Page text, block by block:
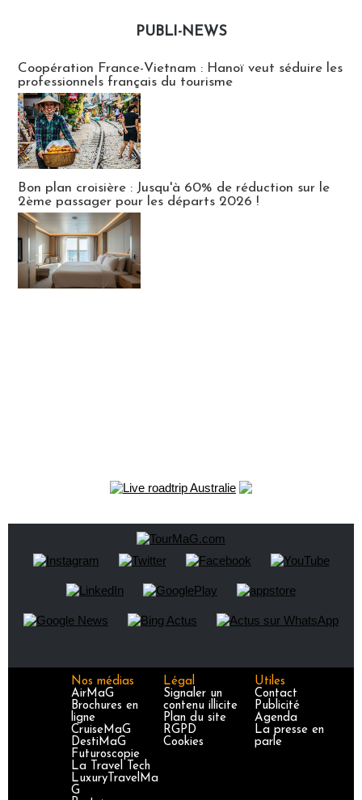
PUBLI-NEWS
Coopération France-Vietnam : Hanoï veut séduire les
professionnels français du tourisme
Bon plan croisière : Jusqu'à 60% de réduction sur le
2ème passager pour les départs 2026 !
Nos médias
AirMaG
Brochures en
ligne
CruiseMaG
DestiMaG
Futuroscopie
La Travel Tech
LuxuryTravelMa
G
Légal
Signaler un
contenu illicite
Plan du site
RGPD
Cookies
Utiles
Contact
Publicité
Agenda
La presse en
parle